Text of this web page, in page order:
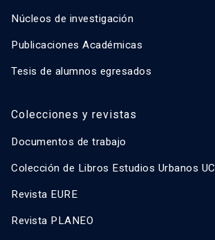
Núcleos de investigación
Publicaciones Académicas
Tesis de alumnos egresados
Colecciones y revistas
Documentos de trabajo
Colección de Libros Estudios Urbanos UC
Revista EURE
Revista PLANEO